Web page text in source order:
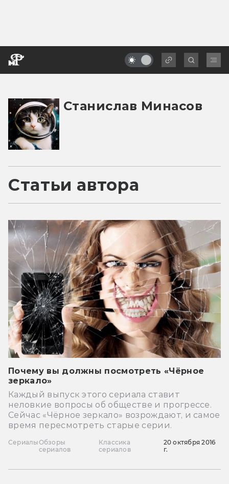
Станислав Минасов
Статьи автора
Почему вы должны посмотреть «Чёрное
зеркало»
Каждый выпуск этого сериала ставит
неловкие вопросы об обществе и прогрессе.
Сейчас «Чёрное зеркало» возрождают, и самое
время пересмотреть старые серии.
СериалыОбзоры
сериалов
Классика
сериалов
20 октября 2016
г.